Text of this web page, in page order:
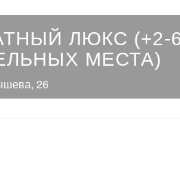
ЛЮКС (+2-
МЕСТА)
26